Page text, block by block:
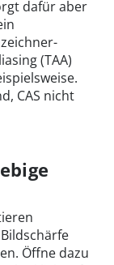
dafür aber
(TAA)
CAS nicht
Öffne dazu